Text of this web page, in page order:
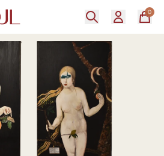
0